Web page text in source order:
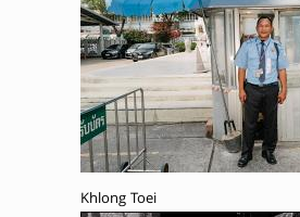
Khlong Toei